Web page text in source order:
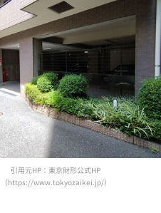
引用元HP：東京財形公式HP
（https://www.tokyozaikei.jp/）